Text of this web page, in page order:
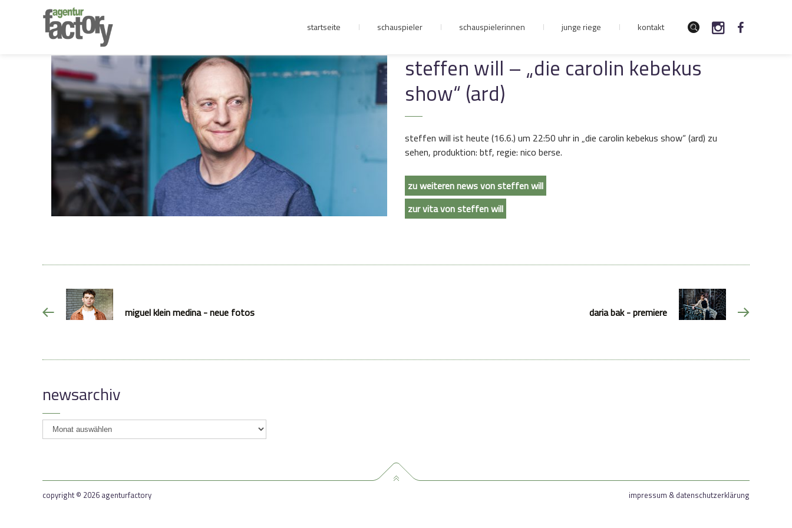
junge riege
kontakt
startseite schauspieler schauspielerinnen junge riege kontakt
steffen will – „die carolin kebekus
show“ (ard)
steffen will ist heute (16.6.) um 22:50 uhr in „die carolin kebekus show“ (ard) zu
sehen, produktion: btf, regie: nico berse.
zu weiteren news von steffen will
zur vita von steffen will
miguel klein medina - neue fotos daria bak - premiere
newsarchiv
newsarchiv
copyright © 2026 agenturfactory impressum & datenschutzerklärung